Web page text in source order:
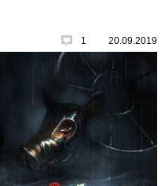
1 20.09.2019